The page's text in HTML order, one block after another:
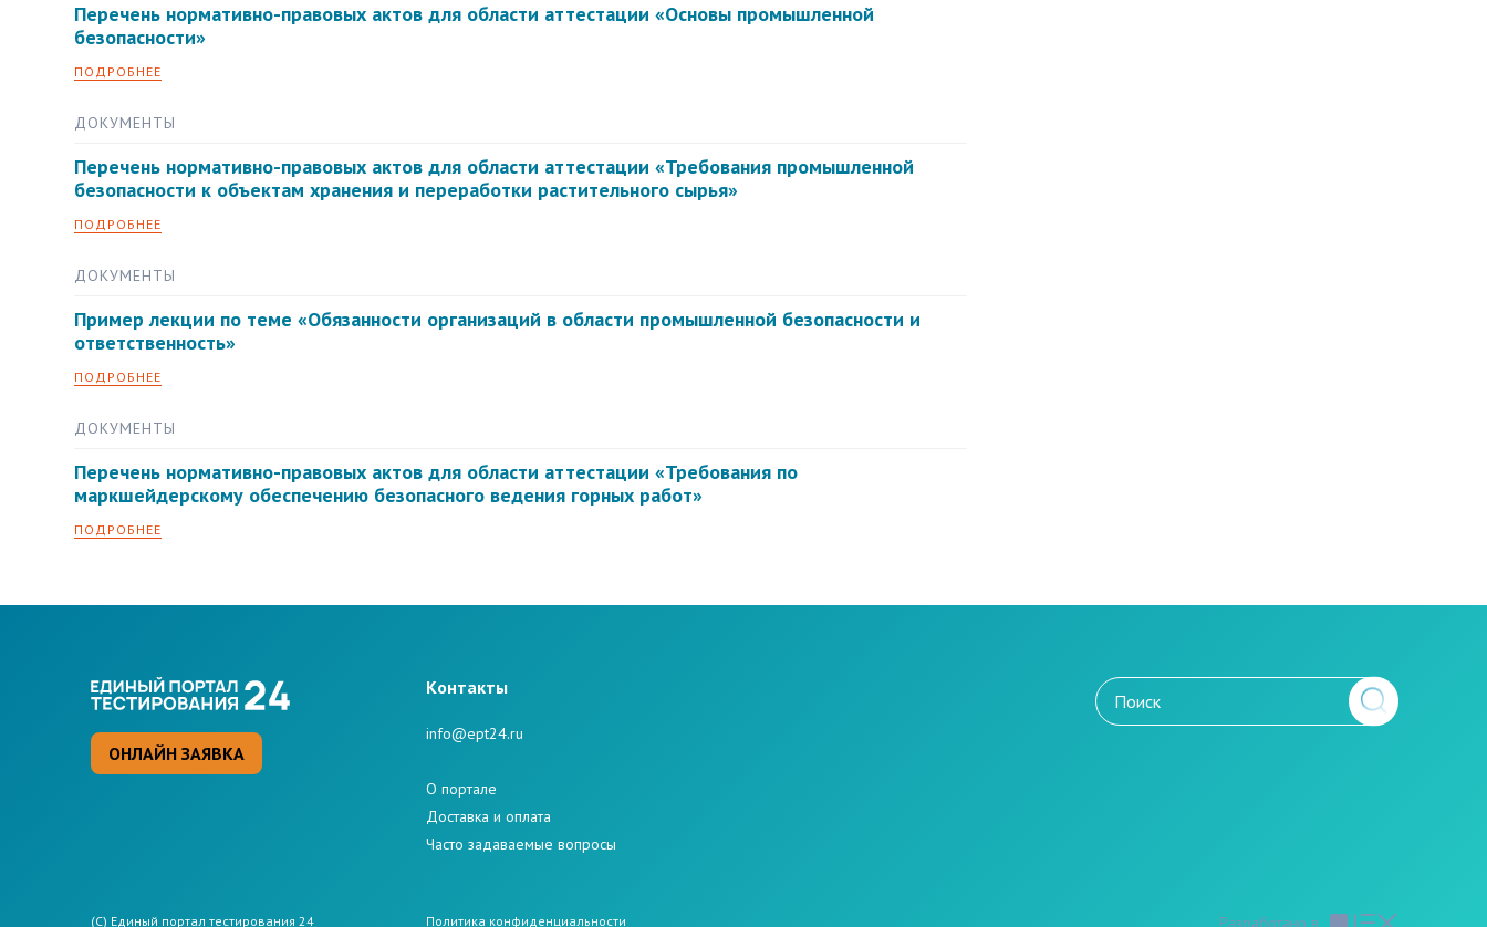
Перечень нормативно-правовых актов для области аттестации «Основы промышленной
безопасности»
ПОДРОБНЕЕ
ДОКУМЕНТЫ
Перечень нормативно-правовых актов для области аттестации «Требования промышленной
безопасности к объектам хранения и переработки растительного сырья»
ПОДРОБНЕЕ
ДОКУМЕНТЫ
Пример лекции по теме «Обязанности организаций в области промышленной безопасности и
ответственность»
ПОДРОБНЕЕ
ДОКУМЕНТЫ
Перечень нормативно-правовых актов для области аттестации «Требования по
маркшейдерскому обеспечению безопасного ведения горных работ»
ПОДРОБНЕЕ
ОНЛАЙН ЗАЯВКА
Kонтакты
info@ept24.ru
О портале
Доставка и оплата
Часто задаваемые вопросы
(C) Единый портал тестирования 24 Политикa конфиденциальности Разработано в